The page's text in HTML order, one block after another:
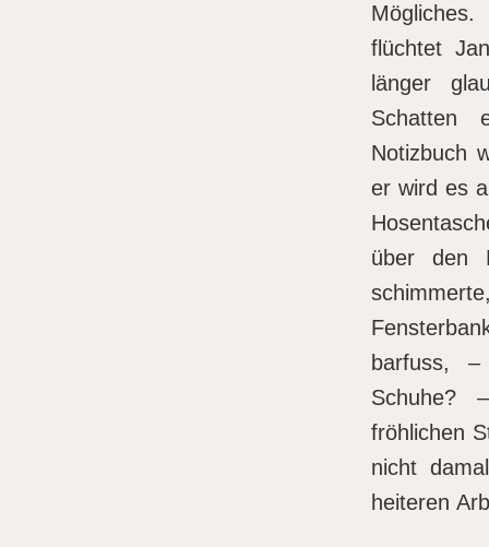
flüchtet
länger
Schatten
Notizbuch
er wird es
über den
barfuss,
Schuhe?
fröhlichen
nicht
heiteren